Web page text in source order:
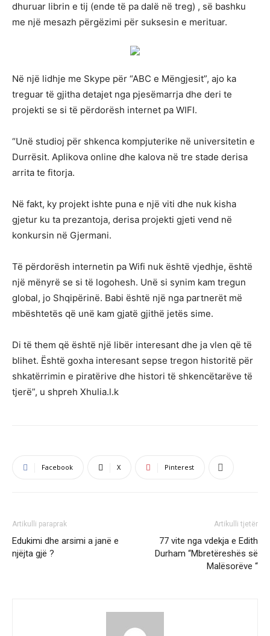
dhuruar librin e tij (ende të pa dalë në treg) , së bashku
me një mesazh përgëzimi për suksesin e merituar.
Në një lidhje me Skype për “ABC e Mëngjesit”, ajo ka
treguar të gjitha detajet nga pjesëmarrja dhe deri te
projekti se si të përdorësh internet pa WIFI.
“Unë studioj për shkenca kompjuterike në universitetin e
Durrësit. Aplikova online dhe kalova në tre stade derisa
arrita te fitorja.
Në fakt, ky projekt ishte puna e një viti dhe nuk kisha
gjetur ku ta prezantoja, derisa projekti gjeti vend në
konkursin në Gjermani.
Të përdorësh internetin pa Wifi nuk është vjedhje, është
një mënyrë se si të logohesh. Unë si synim kam tregun
global, jo Shqipërinë. Babi është një nga partnerët më
mbështetës që unë kam gjatë gjithë jetës sime.
Di të them që është një libër interesant dhe ja vlen që të
blihet. Është goxha interesant sepse tregon historitë për
shkatërrimin e piratërive dhe histori të shkencëtarëve të
tjerë”, u shpreh Xhulia.l.k
Facebook X Pinterest
Artikulli paraprak
Edukimi dhe arsimi a janë e
njëjta gjë ?
Artikulli tjetër
77 vite nga vdekja e Edith
Durham “Mbretëreshës së
Malësorëve “